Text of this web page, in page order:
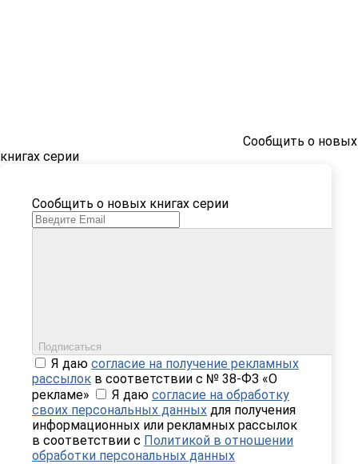
Сообщить о новых
книгах серии
Сообщить о новых книгах серии
Подписаться
Я даю согласие на получение рекламных
рассылок в соответствии с № 38-ФЗ «О
рекламе»
Я даю согласие на обработку
своих персональных данных для получения
информационных или рекламных рассылок
в соответствии с Политикой в отношении
обработки персональных данных